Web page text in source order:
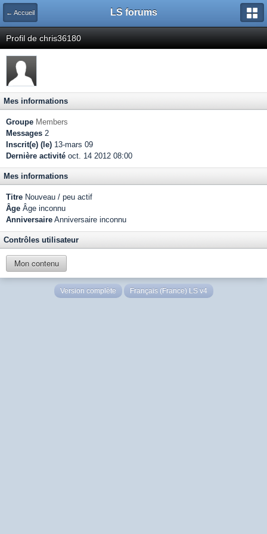
← Accueil LS forums
Profil de chris36180
Mes informations
Groupe Members
Messages 2
Inscrit(e) (le) 13-mars 09
Dernière activité oct. 14 2012 08:00
Mes informations
Titre Nouveau / peu actif
Âge Âge inconnu
Anniversaire Anniversaire inconnu
Contrôles utilisateur
Mon contenu
Version complète Français (France) LS v4